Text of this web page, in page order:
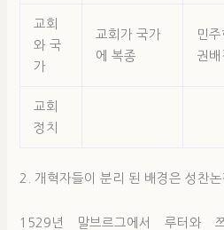
교회
와 국
가
교회가 국가
에 복종
민주
권배
교회
정치
2. 개혁자들이 분리 된 배경은 성찬논
1529년 말브르그에서 루터와 쯔